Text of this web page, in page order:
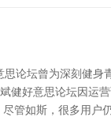
论坛曾为深刻健
好意思论坛因运
管如斯，很多用户